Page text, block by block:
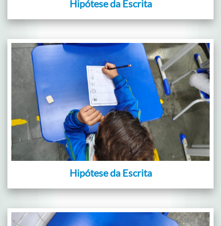
Hipótese da Escrita
Hipótese da Escrita